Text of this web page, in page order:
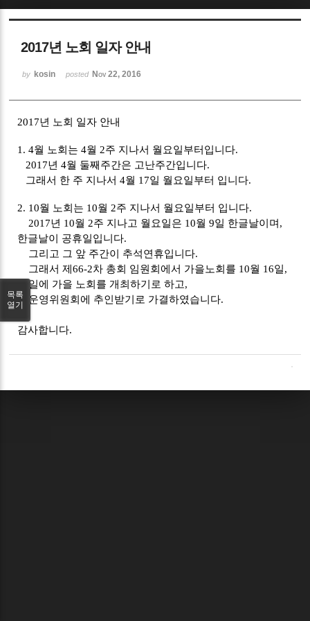
2017년 노회 일자 안내
by kosin posted Nov 22, 2016
2017년 노회 일자 안내
1. 4월 노회는4월 2주 지나서 월요일부터입니다.
2017년4월 둘째주간은 고난주간입니다.
그래서 한 주 지나서4월 17일 월요일부터 입니다.
2. 10월 노회는 10월 2주 지나서 월요일부터 입니다.
2017년 10월 2주 지나고 월요일은 10월9일 한글날이며 ,
한글날이 공휴일입니다.
그리고 그 앞 주간이 추석연휴입니다.
그래서 제66-2차 총회 임원회에서 가을노회를 10월 16일,
일에 가을 노회를 개최하기로 하고,
운영위원회에 추인받기로 가결하였습니다.
감사합니다.
목록
열기
Sketchbook5, 스케치북5
Sketchbook5, 스케치북5